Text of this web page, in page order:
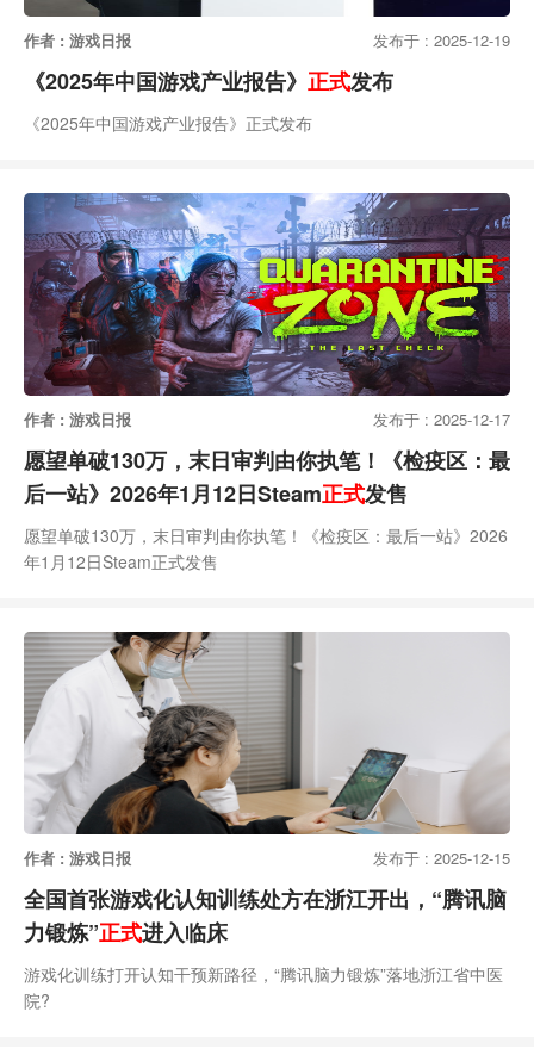
作者 : 游戏日报 发布于 : 2025-12-19
《2025年中国游戏产业报告》 正式发布
《2025年中国游戏产业报告》正式发布
作者 : 游戏日报 发布于 : 2025-12-17
愿望单破130万，末日审判由你执笔！《检疫区：最
后一站》2026年1月12日Steam正式发售
愿望单破130万，末日审判由你执笔！《检疫区：最后一站》2026
年1月12日Steam正式发售
作者 : 游戏日报 发布于 : 2025-12-15
全国首张游戏化认知训练处方在浙江开出，“腾讯脑
力锻炼”正式进入临床
游戏化训练打开认知干预新路径，“腾讯脑力锻炼”落地浙江省中医
院?